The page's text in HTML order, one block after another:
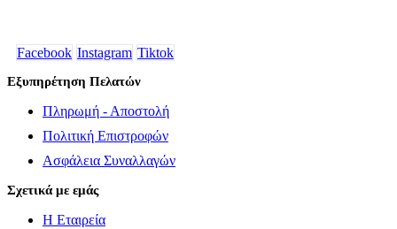
Facebook Instagram Tiktok
Εξυπηρέτηση Πελατών
Πληρωμή - Αποστολή
Πολιτική Επιστροφών
Ασφάλεια Συναλλαγών
Σχετικά με εμάς
Η Εταιρεία